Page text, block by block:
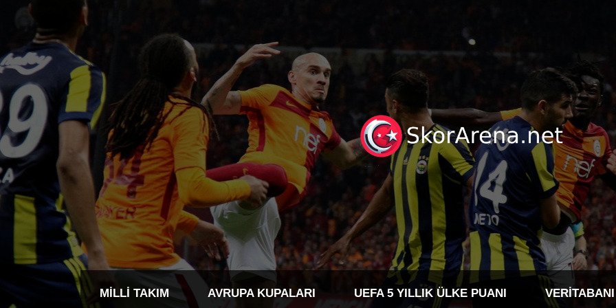
MILLI TAKIM AVRUPA KUPALARI UEFA 5 YILLIK ÜLKE PUANI VERITABANI